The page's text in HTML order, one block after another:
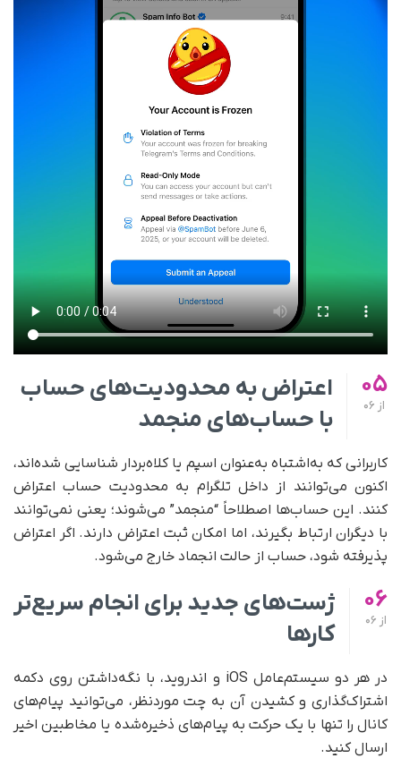
05
از
اعتراض به محدودیت‌های حساب
با حساب‌های منجمد
کاربرانی که به‌اشتباه به‌عنوان اسپم یا کلاه‌بردار شناسایی شده‌اند،
اکنون می‌توانند از داخل تلگرام به محدودیت حساب اعتراض
کنند. این حساب‌ها اصطلاحاً “منجمد” می‌شوند؛ یعنی نمی‌توانند
با دیگران ارتباط بگیرند، اما امکان ثبت اعتراض دارند. اگر اعتراض
پذیرفته شود، حساب از حالت انجماد خارج می‌شود.
06
از
ژست‌های جدید برای انجام سریع‌تر
کارها
در هر دو سیستم‌عامل iOS و اندروید، با نگه‌داشتن روی دکمه
اشتراک‌گذاری و کشیدن آن به چت موردنظر، می‌توانید پیام‌های
کانال را تنها با یک حرکت به پیام‌های ذخیره‌شده یا مخاطبین اخیر
ارسال کنید.